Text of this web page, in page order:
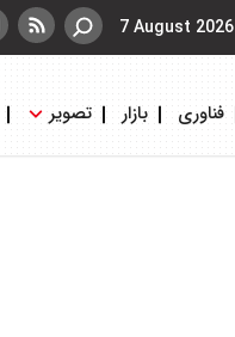
7 August 2026
فناوری بازار تصویر